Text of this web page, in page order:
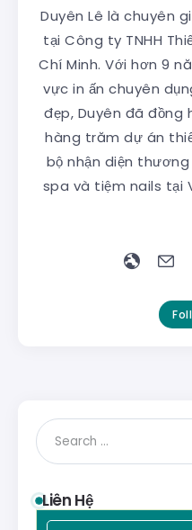
Duyên Lê là chuyên
tại Công ty TNHH
Chí Minh. Với hơn 9
vực in ấn chuyên
đẹp, Duyên đã đồng
hàng trăm dự án
bộ nhận diện
spa và tiệm nails tại
Liên Hệ